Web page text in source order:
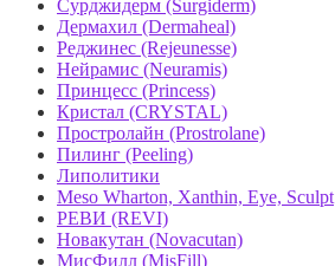
Сурджидерм (Surgiderm)
Дермахил (Dermaheal)
Реджинес (Rejeunesse)
Нейрамис (Neuramis)
Принцесс (Princess)
Кристал (CRYSTAL)
Простролайн (Prostrolane)
Пилинг (Peeling)
Липолитики
Meso Wharton, Xanthin, Eye, Sculpt
РЕВИ (REVI)
Новакутан (Novacutan)
МисФилл (MisFill)